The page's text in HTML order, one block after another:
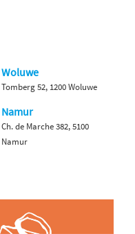
Woluwe
Tomberg 52, 1200 Woluwe
Namur
Ch. de Marche 382, 5100
Namur